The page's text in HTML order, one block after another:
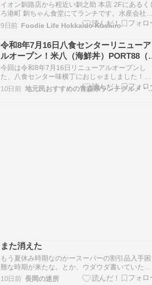
イオン釧路店から程近い釧之助 本店 2Fにあるく
ろ港町 釧ちゃん食堂にてランチです。水産会社
手の笹谷商店直営店で、海鮮をメインに豊富なメ
ニューが揃った人気店。平日にも関わらず正午頃
には行列が出来てました。今回は久しぶりに特上
海鮮丼を注文。お値段は3,630円です。
9日前 Foodie Life Hokkaido Kushiro
令和8年7月16日八食センターリニューア
ルオープン！米八（海鮮丼）PORT88（
イヤベース）天岳（味噌ラーメン）
今回は令和8年7月16日リニューアルオープンし
た、八食センター味横丁におじゃましました！ラ
ーメンも海鮮丼もブイヤベースもおいしかった＾
＾ 令和8年7月16日八食センターリニューアルオ
10日前 地元民おすすめの青森県ラ
また消えた
もう夏休み時期なのかースーパーの割引品入手困
難な時期が来たな。とか、ウダウダ書いていたら
またブログ消えた〓内容覚えているけど、改めて
10日前 長岡の迷所